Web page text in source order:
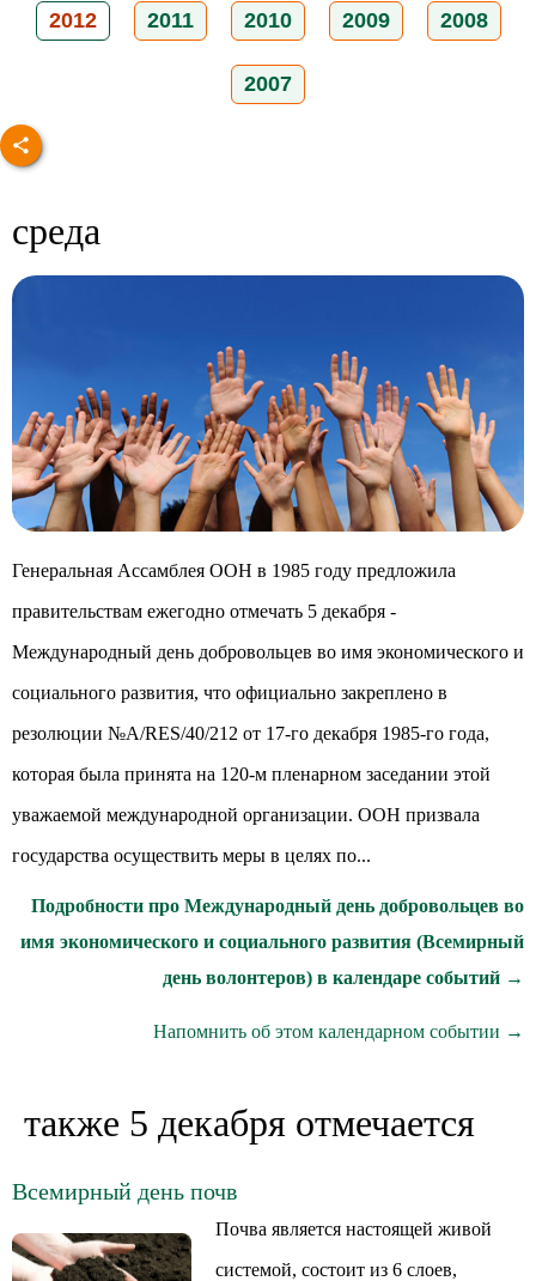
2012 2011 2010 2009 2008
2007
среда
Генеральная Ассамблея ООН в 1985 году предложила
правительствам ежегодно отмечать 5 декабря -
Международный день добровольцев во имя экономического и
социального развития, что официально закреплено в
резолюции №A/RES/40/212 от 17-го декабря 1985-го года,
которая была принята на 120-м пленарном заседании этой
уважаемой международной организации. ООН призвала
государства осуществить меры в целях по...
Подробности про Международный день добровольцев во
имя экономического и социального развития (Всемирный
день волонтеров) в календаре событий →
Напомнить об этом календарном событии →
также 5 декабря отмечается
Всемирный день почв
Почва является настоящей живой
системой, состоит из 6 слоев,